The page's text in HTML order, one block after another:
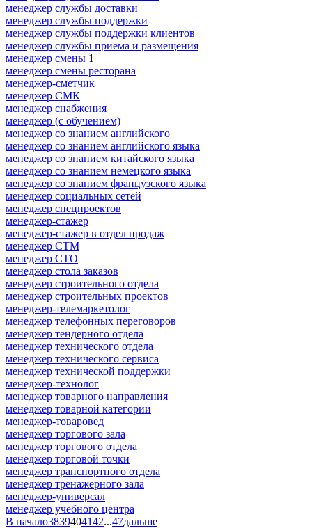
менеджер службы доставки
менеджер службы поддержки
менеджер службы поддержки клиентов
менеджер службы приема и размещения
менеджер смены 1
менеджер смены ресторана
менеджер-сметчик
менеджер СМК
менеджер снабжения
менеджер (с обучением)
менеджер со знанием английского
менеджер со знанием английского языка
менеджер со знанием китайского языка
менеджер со знанием немецкого языка
менеджер со знанием французского языка
менеджер социальных сетей
менеджер спецпроектов
менеджер-стажер
менеджер-стажер в отдел продаж
менеджер СТМ
менеджер СТО
менеджер стола заказов
менеджер строительного отдела
менеджер строительных проектов
менеджер-телемаркетолог
менеджер телефонных переговоров
менеджер тендерного отдела
менеджер технического отдела
менеджер технического сервиса
менеджер технической поддержки
менеджер-технолог
менеджер товарного направления
менеджер товарной категории
менеджер-товаровед
менеджер торгового зала
менеджер торгового отдела
менеджер торговой точки
менеджер транспортного отдела
менеджер тренажерного зала
менеджер-универсал
менеджер учебного центра
В начало3839404142...47дальше